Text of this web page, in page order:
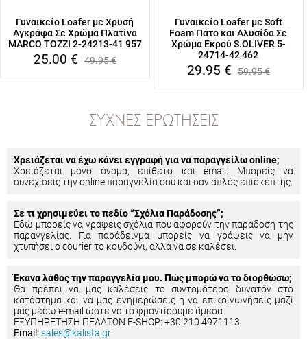
Γυναικείο Loafer με Χρυσή
Αγκράφα Σε Χρώμα Πλατίνα
MARCO TOZZI 2-24213-41 957
25.00 € 49.95€
Γυναικείο Loafer με Soft
Foam Πάτο και Αλυσίδα Σε
Χρώμα Εκρού S.OLIVER 5-
24714-42 462
29.95 € 59.95€
ΣΥΧΝΈΣ ΕΡΩΤΉΣΕΙΣ
Χρειάζεται να έχω κάνει εγγραφή για να παραγγείλω online;
Χρειάζεται μόνο όνομα, επίθετο και email. Μπορείς να
συνεχίσεις την online παραγγελία σου και σαν απλός επισκέπτης.
Σε τι χρησιμεύει το πεδίο “Σχόλια Παράδοσης”;
Εδώ μπορείς να γράψεις σχόλια που αφορούν την παράδοση της
παραγγελίας. Για παράδειγμα μπορείς να γράψεις να μην
χτυπήσει ο courier το κουδούνι, αλλά να σε καλέσει.
Έκανα λάθος την παραγγελία μου. Πώς μπορώ να το διορθώσω;
Θα πρέπει να μας καλέσεις το συντομότερο δυνατόν στο
κατάστημα και να μας ενημερώσεις ή να επικοινωνήσεις μαζί
μας μέσω e-mail ώστε να το φροντίσουμε άμεσα.
ΕΞΥΠΗΡΕΤΗΣΗ ΠΕΛΑΤΩΝ E-SHOP: +30 210 4971113
Email:sales@kalista.gr